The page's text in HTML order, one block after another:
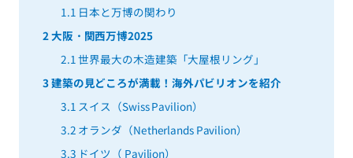
1.1 日本と万博の関わり
2大阪・関西万博2025
2.1世界最大の木造建築「大屋根リング」
3建築の見どころが満載！海外パビリオンを紹介
3.1 スイス（Swiss Pavilion）
3.2 オランダ（Netherlands Pavilion）
3.3 ドイツ（ Pavilion）